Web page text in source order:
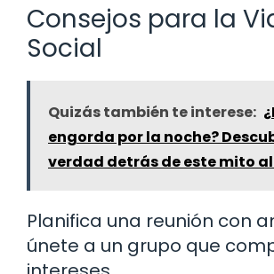
Consejos para la
Social
Quizás también te interese:
engorda por la noche?
verdad detrás de este mito
Planifica una reunión con
únete a un grupo que